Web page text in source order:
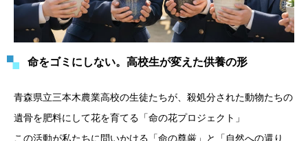
命をゴミにしない。高校生が変えた供養の形
青森県立三本木農業高校の生徒たちが、殺処分された動物たちの
遺骨を肥料にして花を育てる「命の花プロジェクト」
この活動が私たちに問いかける「命の尊厳」と「自然への還り